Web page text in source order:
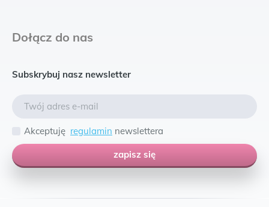
Dołącz do nas
Subskrybuj nasz newsletter
Akceptuję regulamin newslettera
zapisz się